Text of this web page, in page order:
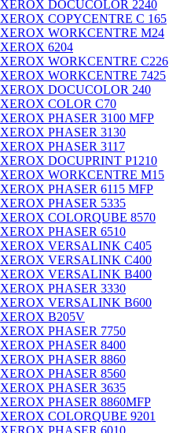
XEROX DOCUCOLOR 2240
XEROX COPYCENTRE C 165
XEROX WORKCENTRE M24
XEROX 6204
XEROX WORKCENTRE C226
XEROX WORKCENTRE 7425
XEROX DOCUCOLOR 240
XEROX COLOR C70
XEROX PHASER 3100 MFP
XEROX PHASER 3130
XEROX PHASER 3117
XEROX DOCUPRINT P1210
XEROX WORKCENTRE M15
XEROX PHASER 6115 MFP
XEROX PHASER 5335
XEROX COLORQUBE 8570
XEROX PHASER 6510
XEROX VERSALINK C405
XEROX VERSALINK C400
XEROX VERSALINK B400
XEROX PHASER 3330
XEROX VERSALINK B600
XEROX B205V
XEROX PHASER 7750
XEROX PHASER 8400
XEROX PHASER 8860
XEROX PHASER 8560
XEROX PHASER 3635
XEROX PHASER 8860MFP
XEROX COLORQUBE 9201